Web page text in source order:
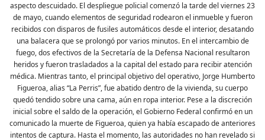
aspecto descuidado. El despliegue policial comenzó la tarde del viernes 23
de mayo, cuando elementos de seguridad rodearon el inmueble y fueron
recibidos con disparos de fusiles automáticos desde el interior, desatando
una balacera que se prolongó por varios minutos. En el intercambio de
fuego, dos efectivos de la Secretaría de la Defensa Nacional resultaron
heridos y fueron trasladados a la capital del estado para recibir atención
médica. Mientras tanto, el principal objetivo del operativo, Jorge Humberto
Figueroa, alias “La Perris”, fue abatido dentro de la vivienda, su cuerpo
quedó tendido sobre una cama, aún en ropa interior. Pese a la discreción
inicial sobre el saldo de la operación, el Gobierno Federal confirmó en un
comunicado la muerte de Figueroa, quien ya había escapado de anteriores
intentos de captura. Hasta el momento, las autoridades no han revelado si